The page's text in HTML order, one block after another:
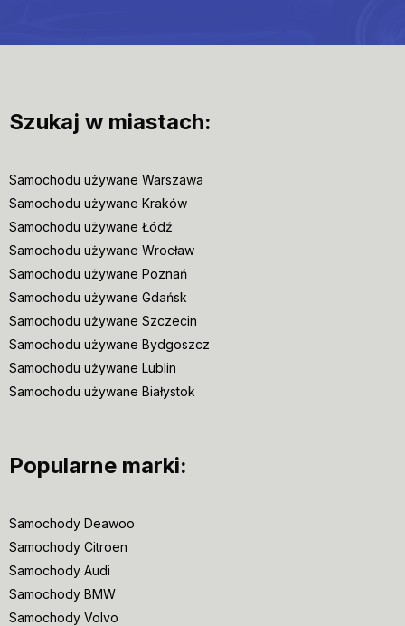
Szukaj w miastach:
Samochodu używane Warszawa
Samochodu używane Kraków
Samochodu używane Łódź
Samochodu używane Wrocław
Samochodu używane Poznań
Samochodu używane Gdańsk
Samochodu używane Szczecin
Samochodu używane Bydgoszcz
Samochodu używane Lublin
Samochodu używane Białystok
Popularne marki:
Samochody Deawoo
Samochody Citroen
Samochody Audi
Samochody BMW
Samochody Volvo